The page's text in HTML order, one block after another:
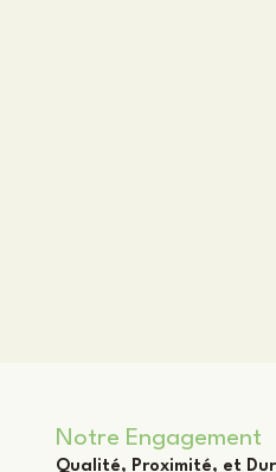
Notre Engagement
Qualité, Proximité, et